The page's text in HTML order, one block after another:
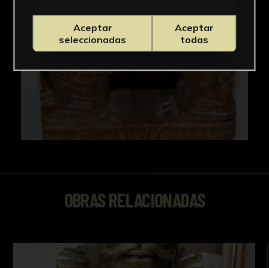
OBRAS RELACIONADAS
Aceptar
seleccionadas
Aceptar
todas